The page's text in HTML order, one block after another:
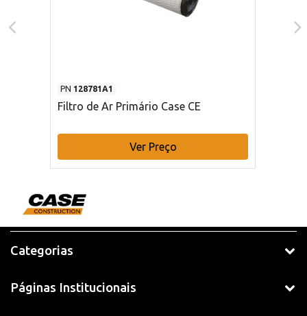
PN 128781A1
Filtro de Ar Primário Case CE
Ver Preço
Categorias
Páginas Institucionais